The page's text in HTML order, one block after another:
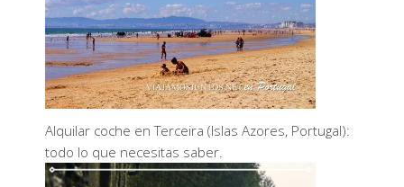
Alquilar coche en Terceira (Islas Azores, Portugal):
todo lo que necesitas saber.